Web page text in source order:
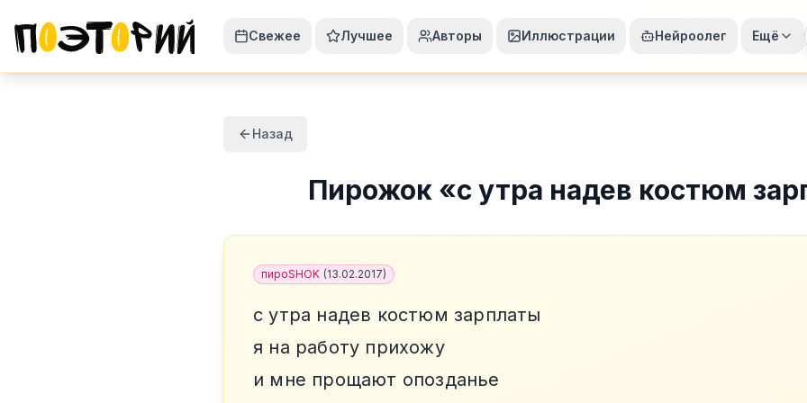
Свежее Лучшее Авторы Иллюстрации Нейроолег Ещё
Назад
Пирожок «с утра надев костюм
пироSHOK (13.02.2017)
с утра надев костюм зарплаты
я на работу прихожу
и мне прощают опозданье